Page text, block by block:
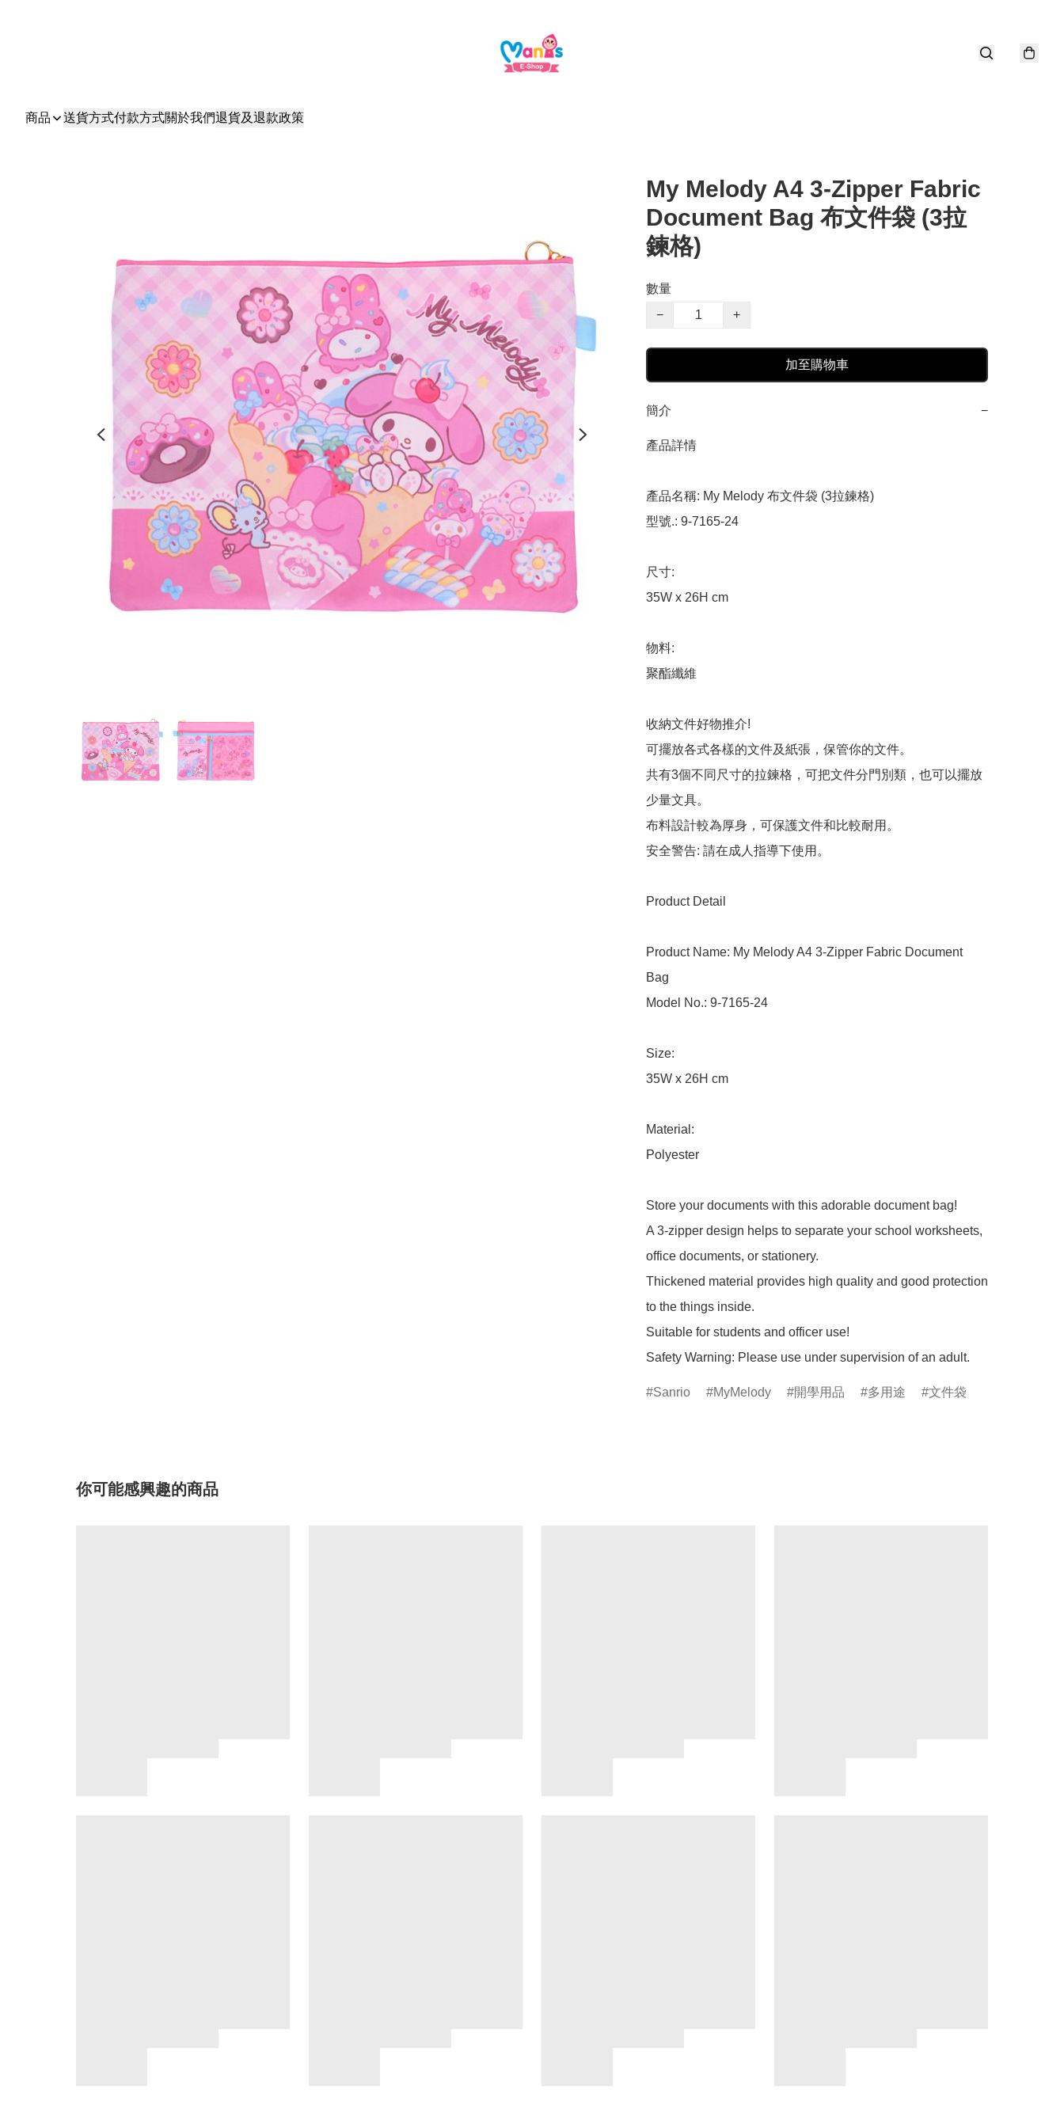
商品 送貨方式付款方式關於我們退貨及退款政策
My Melody A4 3-Zipper Fabric
Document Bag 布文件袋 (3拉
鍊格)
數量
−
+
加至購物車
簡介 −
產品詳情
產品名稱: My Melody 布文件袋 (3拉鍊格)
型號.: 9-7165-24
尺寸:
35W x 26H cm
物料:
聚酯纖維
收納文件好物推介!
可擺放各式各樣的文件及紙張，保管你的文件。
共有3個不同尺寸的拉鍊格，可把文件分門別類，也可以擺放
少量文具。
布料設計較為厚身，可保護文件和比較耐用。
安全警告: 請在成人指導下使用。
Product Detail
Product Name: My Melody A4 3-Zipper Fabric Document
Bag
Model No.: 9-7165-24
Size:
35W x 26H cm
Material:
Polyester
Store your documents with this adorable document bag!
A 3-zipper design helps to separate your school worksheets,
office documents, or stationery.
Thickened material provides high quality and good protection
to the things inside.
Suitable for students and officer use!
Safety Warning: Please use under supervision of an adult.
Sanrio MyMelody 開學用品 多用途 文件袋
你可能感興趣的商品